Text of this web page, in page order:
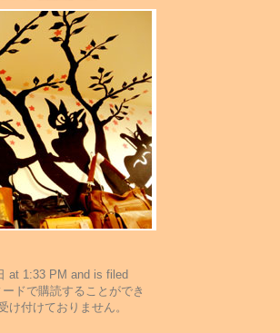
at 1:33 PM and is filed
ードで購読することができ
け付けておりません。